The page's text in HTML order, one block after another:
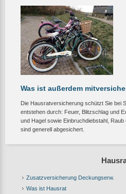
Zusatzversicherung Deckungserw.
Was ist Hausrat
Was ist außerdem
Die Hausratversicherung schützt Sie bei
entstehen durch: Feuer, Blitzschlag und
und Hagel sowie Einbruchdiebstahl,
sind generell abgesichert.